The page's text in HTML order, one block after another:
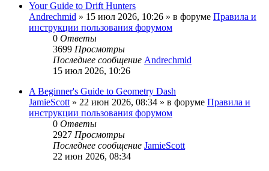
Your Guide to Drift Hunters
Andrechmid » 15 июл 2026, 10:26 » в форуме Правила и
инструкции пользования форумом
0 Ответы
3699 Просмотры
Последнее сообщение Andrechmid
15 июл 2026, 10:26
A Beginner's Guide to Geometry Dash
JamieScott » 22 июн 2026, 08:34 » в форуме Правила и
инструкции пользования форумом
0 Ответы
2927 Просмотры
Последнее сообщение JamieScott
22 июн 2026, 08:34